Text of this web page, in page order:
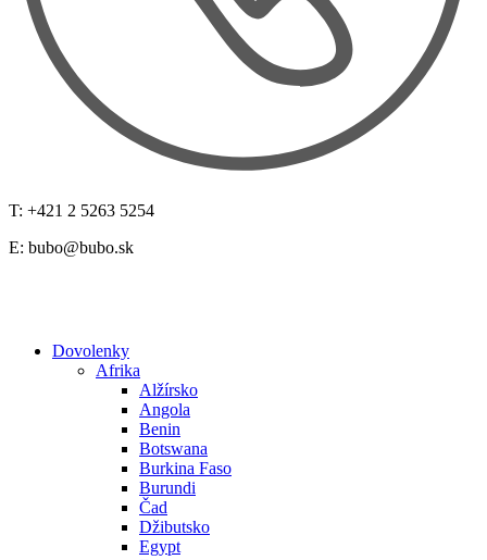
T: +421 2 5263 5254
E: bubo@bubo.sk
Dovolenky
Afrika
Alžírsko
Angola
Benin
Botswana
Burkina Faso
Burundi
Čad
Džibutsko
Egypt